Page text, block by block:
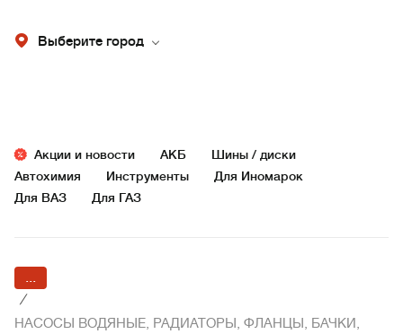
Выберите город
Акции и новости АКБ
Шины / диски
Автохимия
Инструменты
Для Иномарок
Для ВАЗ
Для ГАЗ
...
/
НАСОСЫ ВОДЯНЫЕ, РАДИАТОРЫ, ФЛАНЦЫ, БАЧКИ,